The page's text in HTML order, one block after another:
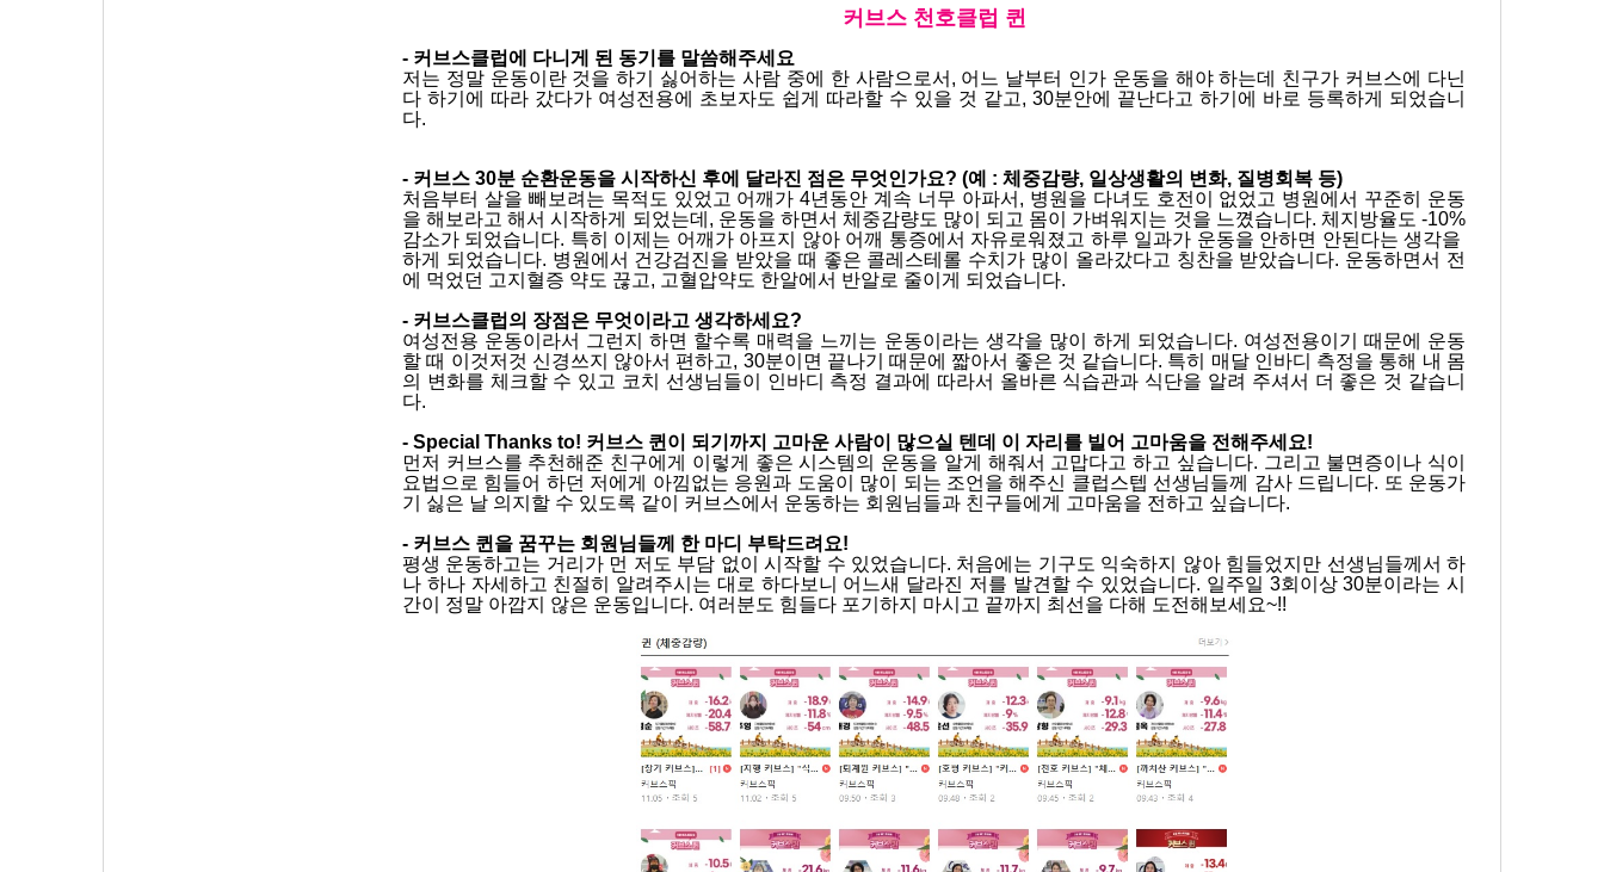
커브스 천호클럽 퀸
- 커브스클럽에 다니게 된 동기를 말씀해주세요
저는 정말 운동이란 것을 하기 싫어하는 사람 중에 한 사람으로서, 어느 날부터 인가 운동을 해야 하는데 친구가 커브스에 다닌
다 하기에 따라 갔다가 여성전용에 초보자도 쉽게 따라할 수 있을 것 같고, 30분안에 끝난다고 하기에 바로 등록하게 되었습니
다.
- 커브스 30분 순환운동을 시작하신 후에 달라진 점은 무엇인가요? (예 : 체중감량, 일상생활의 변화, 질병회복 등)
처음부터 살을 빼보려는 목적도 있었고 어깨가 4년동안 계속 너무 아파서, 병원을 다녀도 호전이 없었고 병원에서 꾸준히 운동
을 해보라고 해서 시작하게 되었는데, 운동을 하면서 체중감량도 많이 되고 몸이 가벼워지는 것을 느꼈습니다. 체지방율도 -10%
감소가 되었습니다. 특히 이제는 어깨가 아프지 않아 어깨 통증에서 자유로워졌고 하루 일과가 운동을 안하면 안된다는 생각을
하게 되었습니다. 병원에서 건강검진을 받았을 때 좋은 콜레스테롤 수치가 많이 올라갔다고 칭찬을 받았습니다. 운동하면서 전
에 먹었던 고지혈증 약도 끊고, 고혈압약도 한알에서 반알로 줄이게 되었습니다.
- 커브스클럽의 장점은 무엇이라고 생각하세요?
여성전용 운동이라서 그런지 하면 할수록 매력을 느끼는 운동이라는 생각을 많이 하게 되었습니다. 여성전용이기 때문에 운동
할 때 이것저것 신경쓰지 않아서 편하고, 30분이면 끝나기 때문에 짧아서 좋은 것 같습니다. 특히 매달 인바디 측정을 통해 내 몸
의 변화를 체크할 수 있고 코치 선생님들이 인바디 측정 결과에 따라서 올바른 식습관과 식단을 알려 주셔서 더 좋은 것 같습니
다.
- Special Thanks to! 커브스 퀸이 되기까지 고마운 사람이 많으실 텐데 이 자리를 빌어 고마움을 전해주세요!
먼저 커브스를 추천해준 친구에게 이렇게 좋은 시스템의 운동을 알게 해줘서 고맙다고 하고 싶습니다. 그리고 불면증이나 식이
요법으로 힘들어 하던 저에게 아낌없는 응원과 도움이 많이 되는 조언을 해주신 클럽스텝 선생님들께 감사 드립니다. 또 운동가
기 싫은 날 의지할 수 있도록 같이 커브스에서 운동하는 회원님들과 친구들에게 고마움을 전하고 싶습니다.
- 커브스 퀸을 꿈꾸는 회원님들께 한 마디 부탁드려요!
평생 운동하고는 거리가 먼 저도 부담 없이 시작할 수 있었습니다. 처음에는 기구도 익숙하지 않아 힘들었지만 선생님들께서 하
나 하나 자세하고 친절히 알려주시는 대로 하다보니 어느새 달라진 저를 발견할 수 있었습니다. 일주일 3회이상 30분이라는 시
간이 정말 아깝지 않은 운동입니다. 여러분도 힘들다 포기하지 마시고 끝까지 최선을 다해 도전해보세요~!!